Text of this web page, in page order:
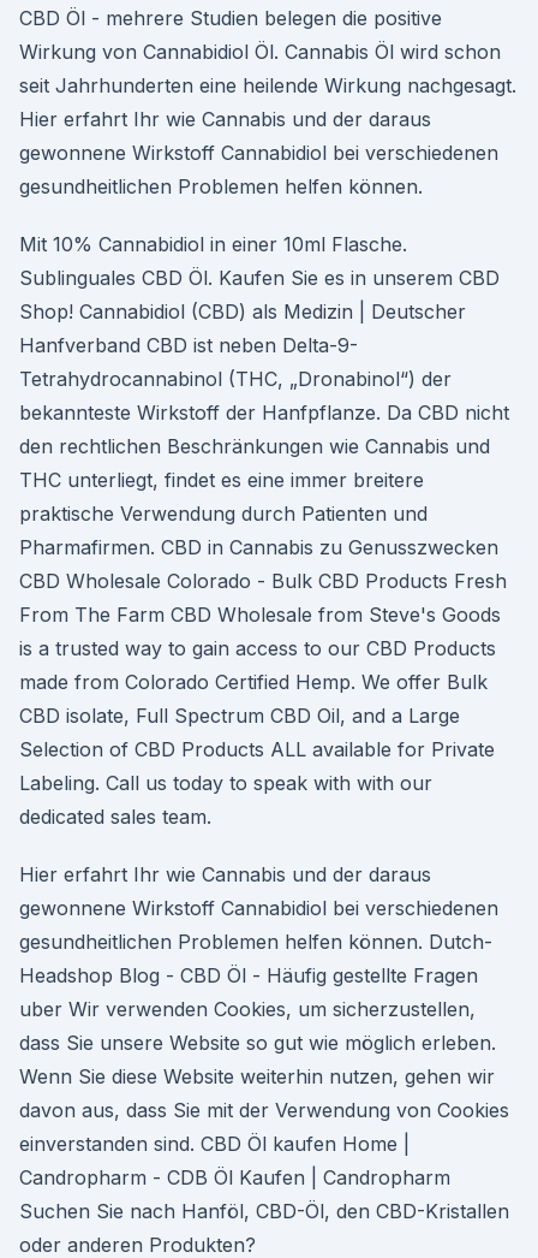
CBD Öl - mehrere Studien belegen die positive
Wirkung von Cannabidiol Öl. Cannabis Öl wird schon
seit Jahrhunderten eine heilende Wirkung nachgesagt.
Hier erfahrt Ihr wie Cannabis und der daraus
gewonnene Wirkstoff Cannabidiol bei verschiedenen
gesundheitlichen Problemen helfen können.
Mit 10% Cannabidiol in einer 10ml Flasche.
Sublinguales CBD Öl. Kaufen Sie es in unserem CBD
Shop! Cannabidiol (CBD) als Medizin | Deutscher
Hanfverband CBD ist neben Delta-9-
Tetrahydrocannabinol (THC, „Dronabinol“) der
bekannteste Wirkstoff der Hanfpflanze. Da CBD nicht
den rechtlichen Beschränkungen wie Cannabis und
THC unterliegt, findet es eine immer breitere
praktische Verwendung durch Patienten und
Pharmafirmen. CBD in Cannabis zu Genusszwecken
CBD Wholesale Colorado - Bulk CBD Products Fresh
From The Farm CBD Wholesale from Steve's Goods
is a trusted way to gain access to our CBD Products
made from Colorado Certified Hemp. We offer Bulk
CBD isolate, Full Spectrum CBD Oil, and a Large
Selection of CBD Products ALL available for Private
Labeling. Call us today to speak with with our
dedicated sales team.
Hier erfahrt Ihr wie Cannabis und der daraus
gewonnene Wirkstoff Cannabidiol bei verschiedenen
gesundheitlichen Problemen helfen können. Dutch-
Headshop Blog - CBD Öl - Häufig gestellte Fragen
uber Wir verwenden Cookies, um sicherzustellen,
dass Sie unsere Website so gut wie möglich erleben.
Wenn Sie diese Website weiterhin nutzen, gehen wir
davon aus, dass Sie mit der Verwendung von Cookies
einverstanden sind. CBD Öl kaufen Home |
Candropharm - CDB Öl Kaufen | Candropharm
Suchen Sie nach Hanföl, CBD-Öl, den CBD-Kristallen
oder anderen Produkten?